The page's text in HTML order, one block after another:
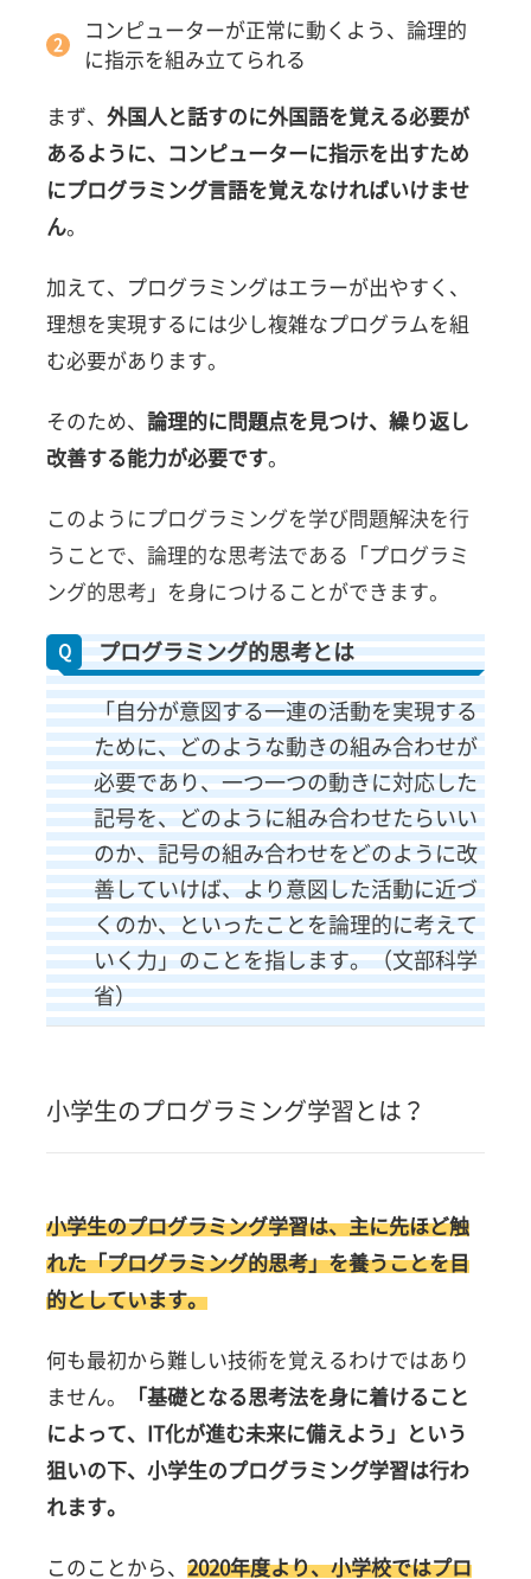
ット
4選
3.1
る」こ
とがで
プログ
ラミン
グ的思
考が身
3.3
学びに
向かう
間性が
育つ
3.4
ラミン
グスキ
ルが身
につく
4
小学
生が
プロ
グラ
ミン
グを
する
デメ
リッ
ト2
選
他教科
の学習
4.2
かす機
会が減
5
小学
生の
プロ
グラ
ミン
グ教
教材
コンピューターが正常に動くよう、論理的
に指示を組み立てられる
まず、 外国人と話すのに外国語を覚える必要が
あるように、コンピューターに指示を出すため
にプログラミング言語を覚えなければいけませ
ん。
加えて、プログラミングはエラーが出やすく、
理想を実現するには少し複雑なプログラムを組
む必要があります。
そのため、 論理的に問題点を見つけ、繰り返し
改善する能力が必要です。
このようにプログラミングを学び問題解決を行
うことで、論理的な思考法である「プログラミ
ング的思考」を身につけることができます。
プログラミング的思考とは
「自分が意図する一連の活動を実現する
ために、どのような動きの組み合わせが
必要であり、一つ一つの動きに対応した
記号を、どのように組み合わせたらいい
のか、記号の組み合わせをどのように改
善していけば、より意図した活動に近づ
くのか、といったことを論理的に考えて
いく力」のことを指します。（文部科学
省）
小学生のプログラミング学習とは？
小学生のプログラミング学習は、主に先ほど触
れた「プログラミング的思考」を養うことを目
的としています。
何も最初から難しい技術を覚えるわけではあり
ません。
「基礎となる思考法を身に着けること
によって、IT化が進む未来に備えよう」という
狙いの下、小学生のプログラミング学習は行わ
れます。
このことから、 2020年度より、小学校ではプロ